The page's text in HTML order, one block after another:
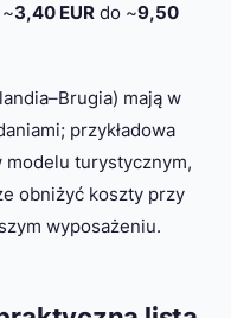
3,40 EUR do ~9,50
mają w
przykładowa
modelu turystycznym,
obniżyć koszty przy
wyposażeniu.